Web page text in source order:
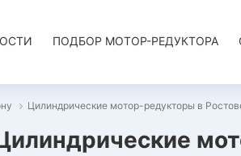
ПОДБОР МОТОР-РЕДУКТОРА
Цилиндрические мотор-редукторы в